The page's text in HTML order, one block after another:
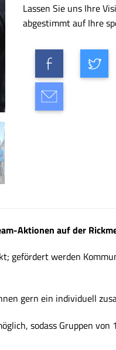
Lassen Sie uns Ihre
abgestimmt auf Ihre
Aktionen auf der
gefördert werden
gern ein individuell
sodass Gruppen